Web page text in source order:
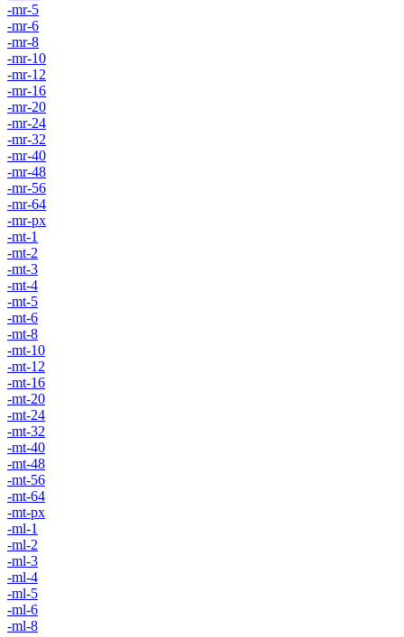
-mr-5
-mr-6
-mr-8
-mr-10
-mr-12
-mr-16
-mr-20
-mr-24
-mr-32
-mr-40
-mr-48
-mr-56
-mr-64
-mr-px
-mt-1
-mt-2
-mt-3
-mt-4
-mt-5
-mt-6
-mt-8
-mt-10
-mt-12
-mt-16
-mt-20
-mt-24
-mt-32
-mt-40
-mt-48
-mt-56
-mt-64
-mt-px
-ml-1
-ml-2
-ml-3
-ml-4
-ml-5
-ml-6
-ml-8